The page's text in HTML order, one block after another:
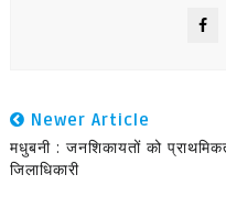
Newer Article
मधुबनी : जनशिकायतों को
जिलाधिकारी